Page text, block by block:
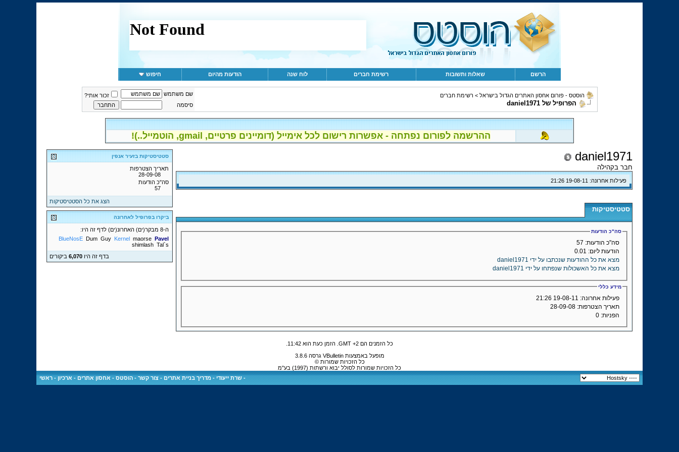
הרשם שאלות ותשובות רשימת חברים לוח שנה הודעות מהיום חיפוש
הוסטס - פורום אחסון האתרים הגדול בישראל > רשימת חברים
הפרופיל של daniel1971
שם משתמש
זכור אותי?
סיסמה
ההרשמה לפורום נפתחה - אפשרות רישום לכל אימייל (דומיינים פרטיים, gmail, הוטמייל..)!
daniel1971
חבר בקהילה
פעילות אחרונה: 21:26
סטטיסטיקות
סה"כ הודעות
סה"כ הודעות:
הודעות ליום:
מצא את כל ההודעות שנכתבו על ידי daniel1971
מצא את כל האשכולות שנפתחו על ידי daniel1971
מידע כללי
פעילות אחרונה:
21:26
תאריך הצטרפות:
הפניות:
סטטיסטיקות בזעיר אנפין
תאריך הצטרפות
28-09-08
סה"כ הודעות
57
הצג את כל הסטטיסטיקות
ביקרו בפרופיל לאחרונה
ה-8 מבקר(ים) האחרונ(ים) לדף זה היו:
BlueNosE Dum Guy Kernel maorse Pavel
shimlash Tal`s
בדף זה היו6,070 ביקורים
כל הזמנים הם GMT +2. הזמן כעת הוא 11:42
.
מופעל באמצעות VBulletin גרסה 3.8.6
כל הזכויות שמורות ©
כל הזכויות שמורות לסולל יבוא ורשתות (1997) בע"מ
- שרת ייעודי - מדריך בניית אתרים - צור קשר - הוסטס - אחסון אתרים - ארכיון - ראשי